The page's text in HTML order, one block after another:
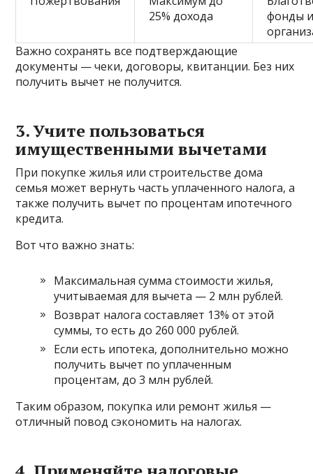
25% дохода
фонды
Важно сохранять все подтверждающие
документы — чеки, договоры, квитанции. Без них
получить вычет не получится.
3. Учите пользоваться
имущественными вычетами
При покупке жилья или строительстве дома
семья может вернуть часть уплаченного налога, а
также получить вычет по процентам ипотечного
кредита.
Вот что важно знать:
Максимальная сумма стоимости жилья,
учитываемая для вычета — 2 млн рублей.
Возврат налога составляет 13% от этой
суммы, то есть до 260 000 рублей.
Если есть ипотека, дополнительно можно
получить вычет по уплаченным
процентам, до 3 млн рублей.
Таким образом, покупка или ремонт жилья —
отличный повод сэкономить на налогах.